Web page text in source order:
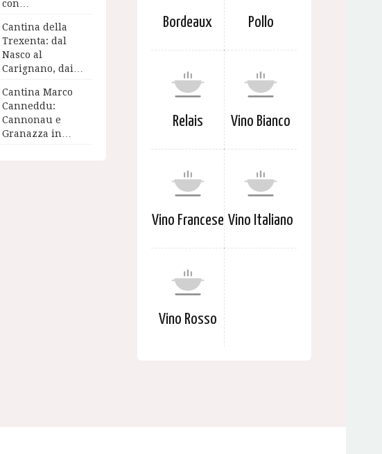
con…
Cantina della
Trexenta: dal
Nasco al
Carignano, dai…
Cantina Marco
Canneddu:
Cannonau e
Granazza in…
Bordeaux Pollo
Relais Vino Bianco
Vino Francese Vino Italiano
Vino Rosso